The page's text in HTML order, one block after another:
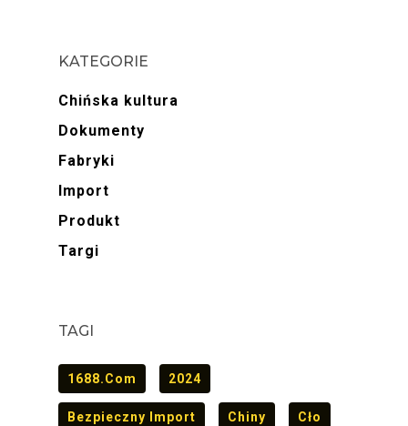
KATEGORIE
Chińska kultura
Dokumenty
Fabryki
Import
Produkt
Targi
TAGI
1688.com 2024
Bezpieczny Import Chiny Cło